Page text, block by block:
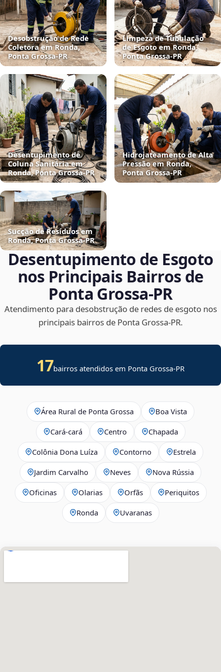
Desobstrução de Rede
Coletora em Ronda,
Ponta Grossa‑PR
Limpeza de Tubulação
de Esgoto em Ronda,
Ponta Grossa‑PR
Desentupimento de
Coluna Sanitária em
Ronda, Ponta Grossa‑PR
Hidrojateamento de Alta
Pressão em Ronda,
Ponta Grossa‑PR
Sucção de Resíduos em
Ronda, Ponta Grossa‑PR
Desentupimento de Esgoto
nos Principais Bairros de
Ponta Grossa‑PR
Atendimento para desobstrução de redes de esgoto nos
principais bairros de Ponta Grossa‑PR.
17bairros atendidos em Ponta Grossa-PR
Área Rural de Ponta Grossa Boa Vista
Cará-cará Centro Chapada
Colônia Dona Luíza Contorno Estrela
Jardim Carvalho Neves Nova Rússia
Oficinas Olarias Orfãs Periquitos
Ronda Uvaranas